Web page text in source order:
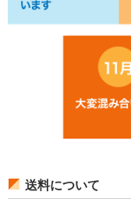
送料について